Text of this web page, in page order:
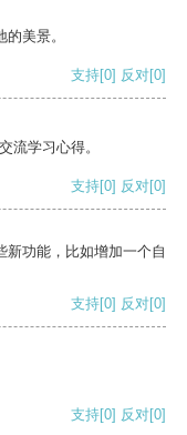
美景。
支持[0] 反对[0]
流学习心得。
支持[0] 反对[0]
新功能，比如增加一个自
支持[0] 反对[0]
支持[0] 反对[0]